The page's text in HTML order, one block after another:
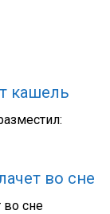
кашель
во сне
во сне